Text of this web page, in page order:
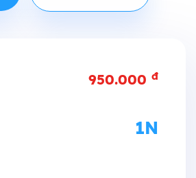
950.000 đ
1N